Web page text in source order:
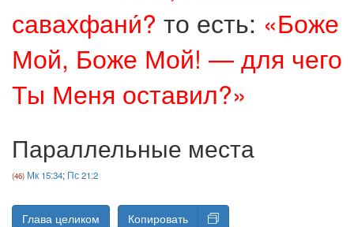
савахфани́? то есть: «Боже
Мой, Боже Мой! — для чего
Ты Меня оставил?»
Параллельные места
Мк 15:34; Пс 21:2
Глава целиком Копировать